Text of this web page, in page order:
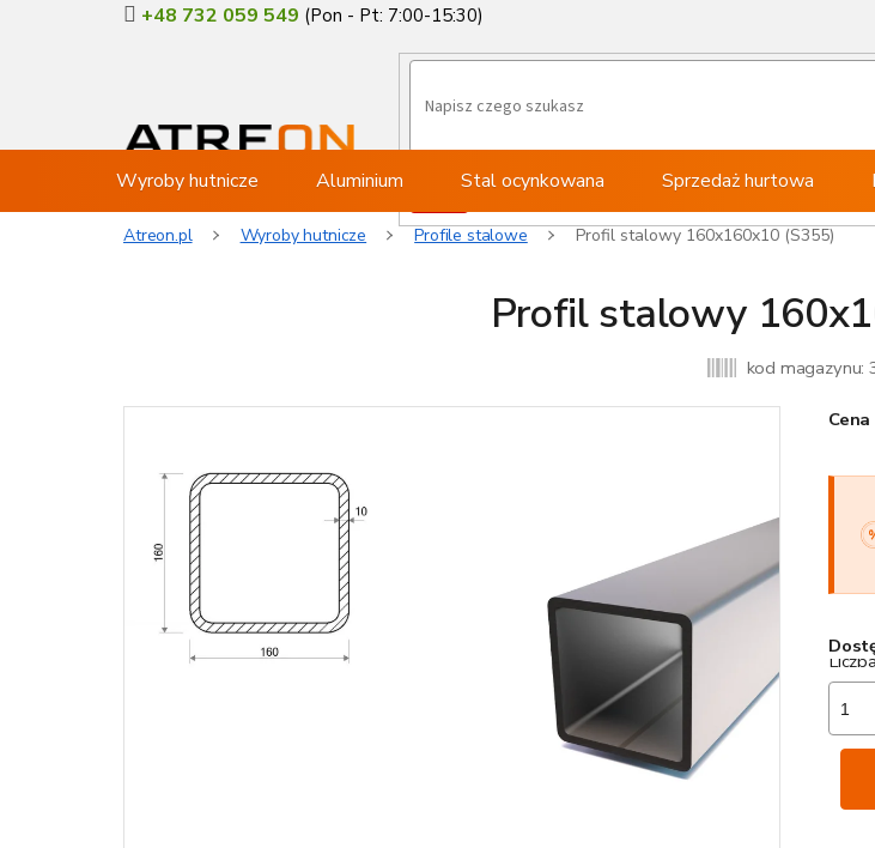
+48 732 059 549
Wyroby hutnicze Aluminium Stal ocynkowana Sprzedaż hurtowa
Atreon.pl Wyroby hutnicze Profile stalowe Profil stalowy 160x160x10 (S355)
Profil stalowy
kod magazynu: